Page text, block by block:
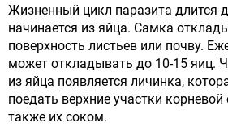
Жизненный цикл паразита длится
начинается из яйца. Самка
поверхность листьев или почву.
может откладывать до 10-15 яиц.
из яйца появляется личинка,
поедать верхние участки
также их соком.